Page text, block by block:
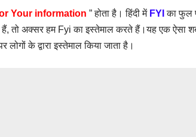
Your information ” होता है। हिंदी में FYI का फुल
तो अक्सर हम Fyi का इस्तेमाल करते हैं।यह एक ऐसा
के द्वारा इस्तेमाल किया जाता है।